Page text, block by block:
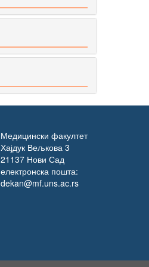
Медицински факултет
Хајдук Вељкова 3
21137 Нови Сад
електронска пошта:
dekan@mf.uns.ac.rs